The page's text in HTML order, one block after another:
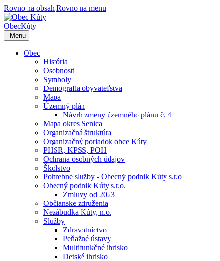
Rovno na obsah Rovno na menu
ObecKúty
Menu
Obec
História
Osobnosti
Symboly
Demografia obyvateľstva
Mapa
Územný plán
Návrh zmeny územného plánu č. 4
Mapa okres Senica
Organizačná štruktúra
Organizačný poriadok obce Kúty
PHSR, KPSS, POH
Ochrana osobných údajov
Školstvo
Pohrebné služby - Obecný podnik Kúty s.r.o
Obecný podnik Kúty s.r.o.
Zmluvy od 2023
Občianske združenia
Nezábudka Kúty, n.o.
Služby
Zdravotníctvo
Peňažné ústavy
Multifunkčné ihrisko
Detské ihrisko